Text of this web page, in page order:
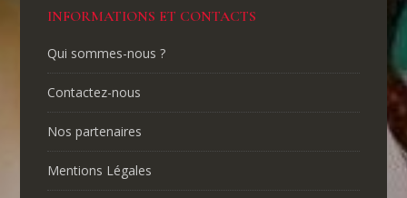
INFORMATIONS ET CONTACTS
Qui sommes-nous ?
Contactez-nous
Nos partenaires
Mentions Légales